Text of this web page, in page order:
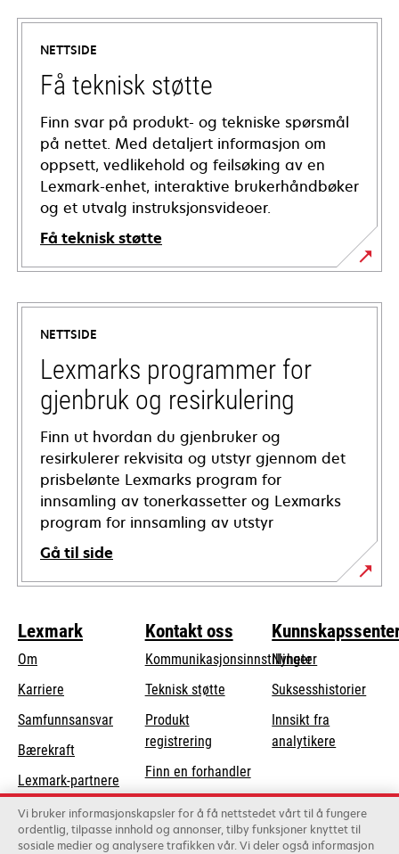
NETTSIDE
Få teknisk støtte
Finn svar på produkt- og tekniske spørsmål
på nettet. Med detaljert informasjon om
oppsett, vedlikehold og feilsøking av en
Lexmark-enhet, interaktive brukerhåndbøker
og et utvalg instruksjonsvideoer.
Få teknisk støtte
opens
in
new
tab
NETTSIDE
Lexmarks programmer for
gjenbruk og resirkulering
Finn ut hvordan du gjenbruker og
resirkulerer rekvisita og utstyr gjennom det
prisbelønte Lexmarks program for
innsamling av tonerkassetter og Lexmarks
program for innsamling av utstyr
Gå til side
Lexmark
Om
Karriere
Samfunnsansvaropens
new
Bærekraft
Lexmark-partnere
Kontakt oss
Kommunikasjonsinnstillinger
Teknisk støtteopens
tab
Produkt
registrering
Finn en forhandler
Liste over
grossister
Nyheter
Suksesshistorier
Innsikt fra
analytikere
Vi bruker informasjonskapsler for å få nettstedet vårt til å fungere
ordentlig, tilpasse innhold og annonser, tilby funksjoner knyttet til
sosiale medier og analysere trafikken vår. Vi deler også informasjon